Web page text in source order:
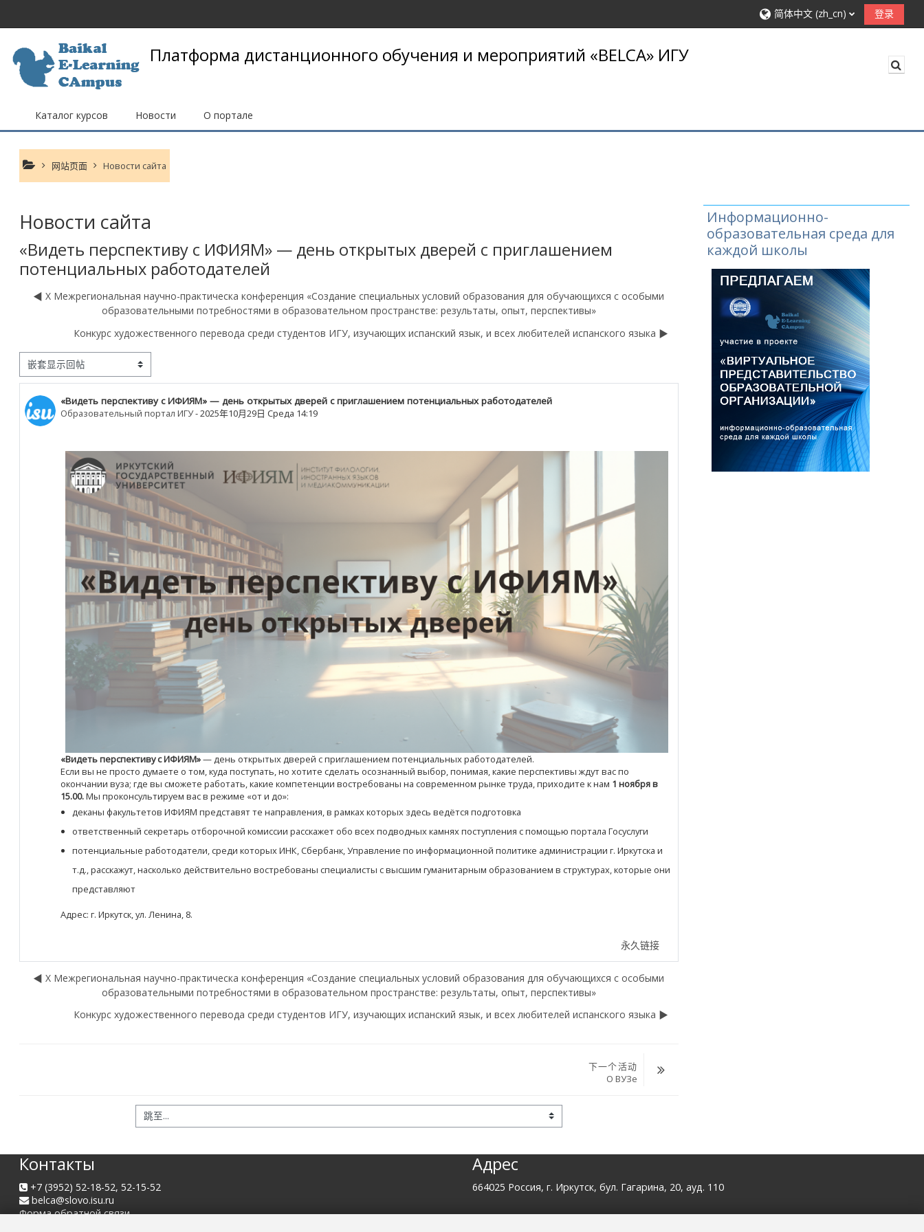
简体中文 ‎(zh_cn)‎ 登录
Платформа дистанционного обучения и мероприятий «BELCA» ИГУ
Каталог курсов Новости О портале
网站页面 Новости сайта
Новости сайта
«Видеть перспективу с ИФИЯМ» — день открытых дверей с приглашением
потенциальных работодателей
◀︎ X Межрегиональная научно-практическа конференция «Создание специальных условий образования для обучающихся с особыми
образовательными потребностями в образовательном пространстве: результаты, опыт, перспективы»
Конкурс художественного перевода среди студентов ИГУ, изучающих испанский язык, и всех любителей испанского языка ▶︎
显示模式
«Видеть перспективу с ИФИЯМ» — день открытых дверей с приглашением потенциальных работодателей
Образовательный портал ИГУ-2025年10月29日 Среда 14:19
回帖数：0
«Видеть перспективу с ИФИЯМ»— день открытых дверей с приглашением потенциальных работодателей.
Если вы не просто думаете о том, куда поступать, но хотите сделать осознанный выбор, понимая, какие перспективы ждут вас по
окончании вуза; где вы сможете работать, какие компетенции востребованы на современном рынке труда, приходите к нам 1 ноября в
15.00.Мы проконсультируем вас в режиме «от и до»:
деканы факультетов ИФИЯМ представят те направления, в рамках которых здесь ведётся подготовка
ответственный секретарь отборочной комиссии расскажет обо всех подводных камнях поступления с помощью портала Госуслуги
потенциальные работодатели, среди которых ИНК, Сбербанк, Управление по информационной политике администрации г. Иркутска и
т.д., расскажут, насколько действительно востребованы специалисты с высшим гуманитарным образованием в структурах, которые они
представляют
Адрес: г. Иркутск, ул. Ленина, 8.
永久链接
◀︎ X Межрегиональная научно-практическа конференция «Создание специальных условий образования для обучающихся с особыми
образовательными потребностями в образовательном пространстве: результаты, опыт, перспективы»
Конкурс художественного перевода среди студентов ИГУ, изучающих испанский язык, и всех любителей испанского языка ▶︎
下一个活动
О ВУЗе
Информационно-
образовательная среда для
каждой школы
Контакты
+7 (3952) 52-18-52, 52-15-52
belca@slovo.isu.ru
Форма обратной связи
Адрес
664025 Россия, г. Иркутск, бул. Гагарина, 20, ауд. 110